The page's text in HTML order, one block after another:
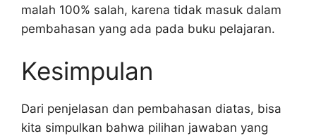
malah 100% salah, karena tidak masuk dalam
pembahasan yang ada pada buku pelajaran.
Kesimpulan
Dari penjelasan dan pembahasan diatas, bisa
kita simpulkan bahwa pilihan jawaban yang